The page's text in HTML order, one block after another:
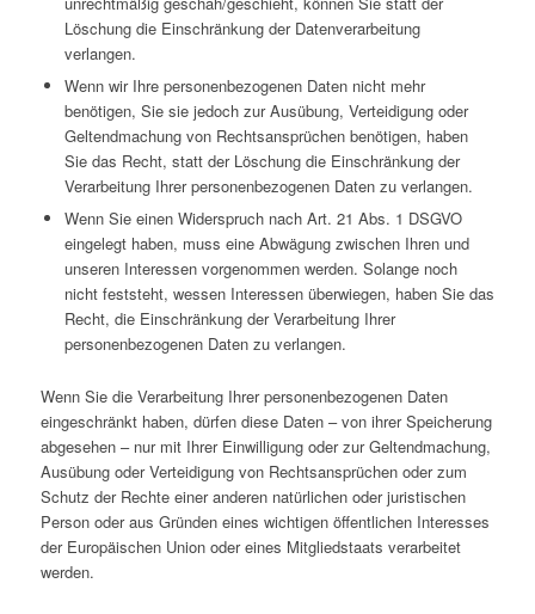
Löschung die Einschränkung der Datenverarbeitung
verlangen.
Wenn wir Ihre personenbezogenen Daten nicht mehr
benötigen, Sie sie jedoch zur Ausübung, Verteidigung oder
Geltendmachung von Rechtsansprüchen benötigen, haben
Sie das Recht, statt der Löschung die Einschränkung der
Verarbeitung Ihrer personenbezogenen Daten zu verlangen.
Wenn Sie einen Widerspruch nach Art. 21 Abs. 1 DSGVO
eingelegt haben, muss eine Abwägung zwischen Ihren und
unseren Interessen vorgenommen werden. Solange noch
nicht feststeht, wessen Interessen überwiegen, haben Sie das
Recht, die Einschränkung der Verarbeitung Ihrer
personenbezogenen Daten zu verlangen.
Wenn Sie die Verarbeitung Ihrer personenbezogenen Daten
eingeschränkt haben, dürfen diese Daten – von ihrer Speicherung
abgesehen – nur mit Ihrer Einwilligung oder zur Geltendmachung,
Ausübung oder Verteidigung von Rechtsansprüchen oder zum
Schutz der Rechte einer anderen natürlichen oder juristischen
Person oder aus Gründen eines wichtigen öffentlichen Interesses
der Europäischen Union oder eines Mitgliedstaats verarbeitet
werden.